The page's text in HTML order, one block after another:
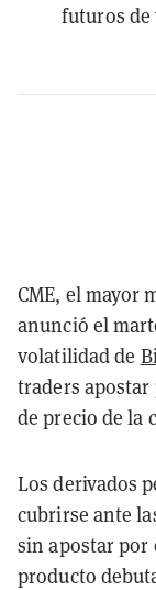
futuros
CME, el mayor
anunció el
volatilidad de
traders
de precio de la
Los derivados
cubrirse ante
sin apostar por
producto